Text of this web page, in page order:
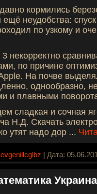
кормились
неудобства:
по узкому и
некорректно
по причине
На почве
однообразно,
и плавными
сладкая и сочная
Н.Д. Скачать
утят надо дор ...
evgeniilcglbz | Дата:
Украина